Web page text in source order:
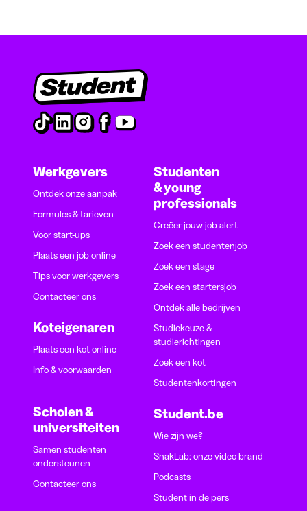
Werkgevers
Ontdek onze aanpak
Formules & tarieven
Voor start-ups
Plaats een job online
Tips voor werkgevers
Contacteer ons
Koteigenaren
Plaats een kot online
Info & voorwaarden
Scholen &
universiteiten
Samen studenten
ondersteunen
Contacteer ons
Studenten
& young
professionals
Creëer jouw job alert
Zoek een studentenjob
Zoek een stage
Zoek een startersjob
Ontdek alle bedrijven
Studiekeuze &
studierichtingen
Zoek een kot
Studentenkortingen
Student.be
Wie zijn we?
SnakLab: onze video brand
Podcasts
Student in de pers